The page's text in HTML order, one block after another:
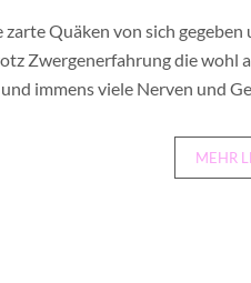
zarte Quäken von sich
Zwergenerfahrung die
immens viele Nerven und
MEHR